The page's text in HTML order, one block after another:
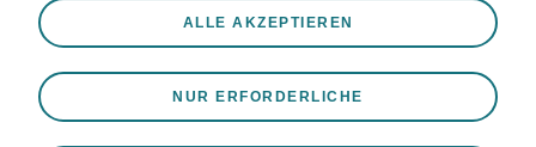
Nur unbedingt erforderliche Cookies
❮
funktioniert, z. B. um Sitzungsdaten während eines
Website-Besuchs zu speichern, Cookie- und Tag-
NUR ERFORDERLICHE
ALLE AKZEPTIEREN